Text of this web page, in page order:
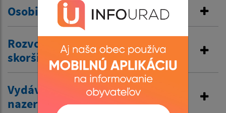
Osobitná matrika
Rozvod manželstva a prijatie
skoršieho priezviska
Vydávanie výpisov z matriky a
nazeranie do matriky